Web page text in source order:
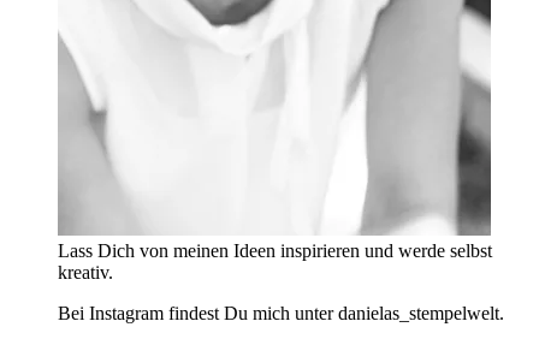
Lass Dich von meinen Ideen inspirieren und werde selbst
kreativ.
Bei Instagram findest Du mich unter danielas_stempelwelt.